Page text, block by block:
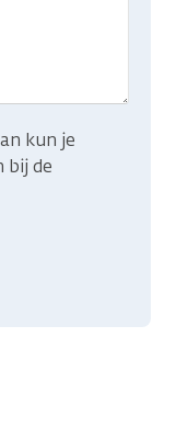
kun je
bij de